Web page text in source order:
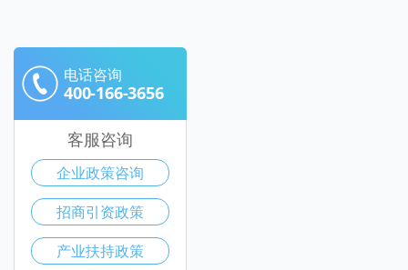
电话咨询
400-166-3656
客服咨询
企业政策咨询
招商引资政策
产业扶持政策